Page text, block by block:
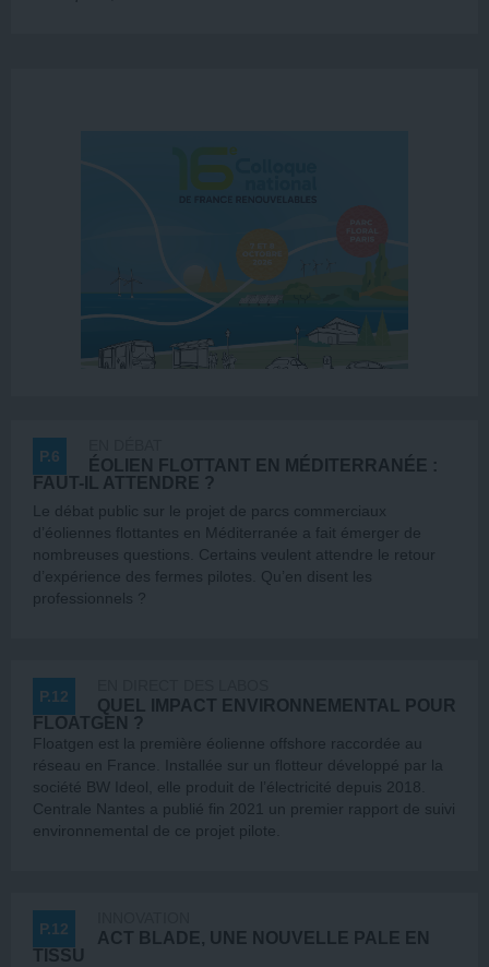
P.6
ÉOLIEN FLOTTANT EN MÉDITERRANÉE :
FAUT-IL ATTENDRE ?
Le débat public sur le projet de parcs commerciaux
d’éoliennes flottantes en Méditerranée a fait émerger de
nombreuses questions. Certains veulent attendre le retour
d’expérience des fermes pilotes. Qu’en disent les
professionnels ?
P.12
QUEL IMPACT ENVIRONNEMENTAL POUR
FLOATGEN ?
Floatgen est la première éolienne offshore raccordée au
réseau en France. Installée sur un flotteur développé par la
société BW Ideol, elle produit de l’électricité depuis 2018.
Centrale Nantes a publié fin 2021 un premier rapport de suivi
environnemental de ce projet pilote.
P.12
ACT BLADE, UNE NOUVELLE PALE EN
TISSU